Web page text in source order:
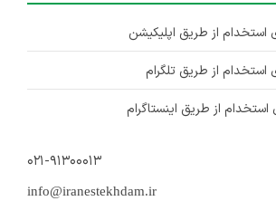
استخدام از طریق اپلیکیشن
از طریق تلگرام
از طریق اینستاگرام
۰۲۱-۹۱۳۰۰۰۱۳
info@iranestekhdam.ir